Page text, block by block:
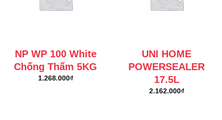
NP WP 100 White
Chống Thấm 5KG
1.268.000₫
UNI HOME
POWERSEALER
17.5L
2.162.000₫